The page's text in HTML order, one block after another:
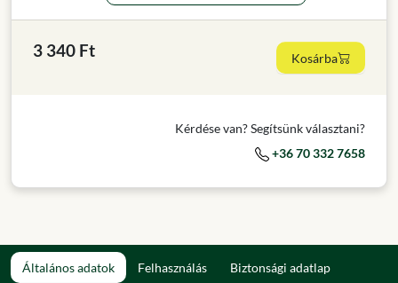
3 340 Ft Kosárba
Kérdése van? Segítsünk választani?
+36 70 332 7658
Általános adatok Felhasználás Biztonsági adatlap